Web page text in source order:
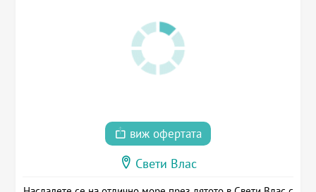
виж офертата
Свети Влас